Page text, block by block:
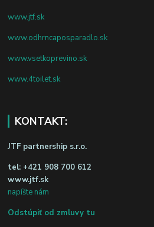
www.jtf.sk
www.odhrncaposparadlo.sk
www.vsetkoprevino.sk
www.4toilet.sk
KONTAKT:
JTF partnership s.r.o.
tel: +421 908 700 612
www.jtf.sk
napíšte nám
Odstúpiť od zmluvy tu